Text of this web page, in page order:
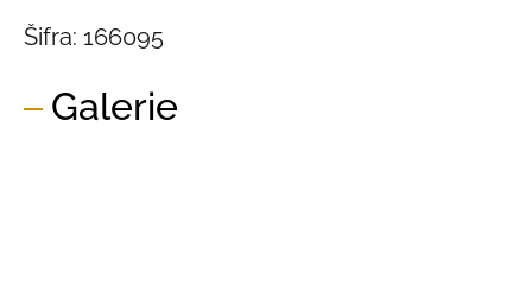
Šifra: 166095
Galerie